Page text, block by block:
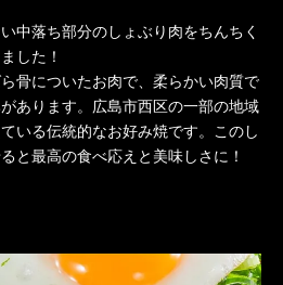
中落ち部分のしょぶり肉をちんちく
した！
骨についたお肉で、柔らかい肉質で
あります。広島市西区の一部の地域
いる伝統的なお好み焼です。このし
と最高の食べ応えと美味しさに！